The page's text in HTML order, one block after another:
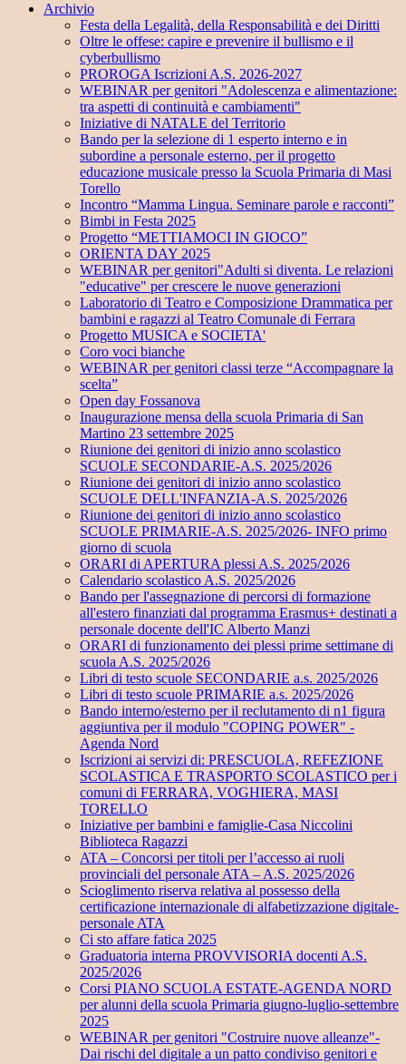
Archivio
Festa della Legalità, della Responsabilità e dei Diritti
Oltre le offese: capire e prevenire il bullismo e il
cyberbullismo
PROROGA Iscrizioni A.S. 2026-2027
WEBINAR per genitori "Adolescenza e alimentazione:
tra aspetti di continuità e cambiamenti"
Iniziative di NATALE del Territorio
Bando per la selezione di 1 esperto interno e in
subordine a personale esterno, per il progetto
educazione musicale presso la Scuola Primaria di Masi
Torello
Incontro “Mamma Lingua. Seminare parole e racconti”
Bimbi in Festa 2025
Progetto “METTIAMOCI IN GIOCO”
ORIENTA DAY 2025
WEBINAR per genitori"Adulti si diventa. Le relazioni
"educative" per crescere le nuove generazioni
Laboratorio di Teatro e Composizione Drammatica per
bambini e ragazzi al Teatro Comunale di Ferrara
Progetto MUSICA e SOCIETA'
Coro voci bianche
WEBINAR per genitori classi terze “Accompagnare la
scelta”
Open day Fossanova
Inaugurazione mensa della scuola Primaria di San
Martino 23 settembre 2025
Riunione dei genitori di inizio anno scolastico
SCUOLE SECONDARIE-A.S. 2025/2026
Riunione dei genitori di inizio anno scolastico
SCUOLE DELL'INFANZIA-A.S. 2025/2026
Riunione dei genitori di inizio anno scolastico
SCUOLE PRIMARIE-A.S. 2025/2026- INFO primo
giorno di scuola
ORARI di APERTURA plessi A.S. 2025/2026
Calendario scolastico A.S. 2025/2026
Bando per l'assegnazione di percorsi di formazione
all'estero finanziati dal programma Erasmus+ destinati a
personale docente dell'IC Alberto Manzi
ORARI di funzionamento dei plessi prime settimane di
scuola A.S. 2025/2026
Libri di testo scuole SECONDARIE a.s. 2025/2026
Libri di testo scuole PRIMARIE a.s. 2025/2026
Bando interno/esterno per il reclutamento di n1 figura
aggiuntiva per il modulo "COPING POWER" -
Agenda Nord
Iscrizioni ai servizi di: PRESCUOLA, REFEZIONE
SCOLASTICA E TRASPORTO SCOLASTICO per i
comuni di FERRARA, VOGHIERA, MASI
TORELLO
Iniziative per bambini e famiglie-Casa Niccolini
Biblioteca Ragazzi
ATA – Concorsi per titoli per l’accesso ai ruoli
provinciali del personale ATA – A.S. 2025/2026
Scioglimento riserva relativa al possesso della
certificazione internazionale di alfabetizzazione digitale-
personale ATA
Ci sto affare fatica 2025
Graduatoria interna PROVVISORIA docenti A.S.
2025/2026
Corsi PIANO SCUOLA ESTATE-AGENDA NORD
per alunni della scuola Primaria giugno-luglio-settembre
2025
WEBINAR per genitori "Costruire nuove alleanze"-
Dai rischi del digitale a un patto condiviso genitori e